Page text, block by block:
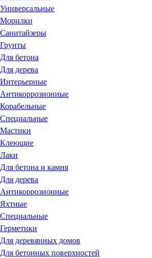
Универсальные
Морилки
Санитайзеры
Грунты
Для бетона
Для дерева
Интерьерные
Антикоррозионные
Корабельные
Специальные
Мастики
Клеющие
Лаки
Для бетона и камня
Для дерева
Антикоррозионные
Яхтные
Специальные
Герметики
Для деревянных домов
Для бетонных поверхностей